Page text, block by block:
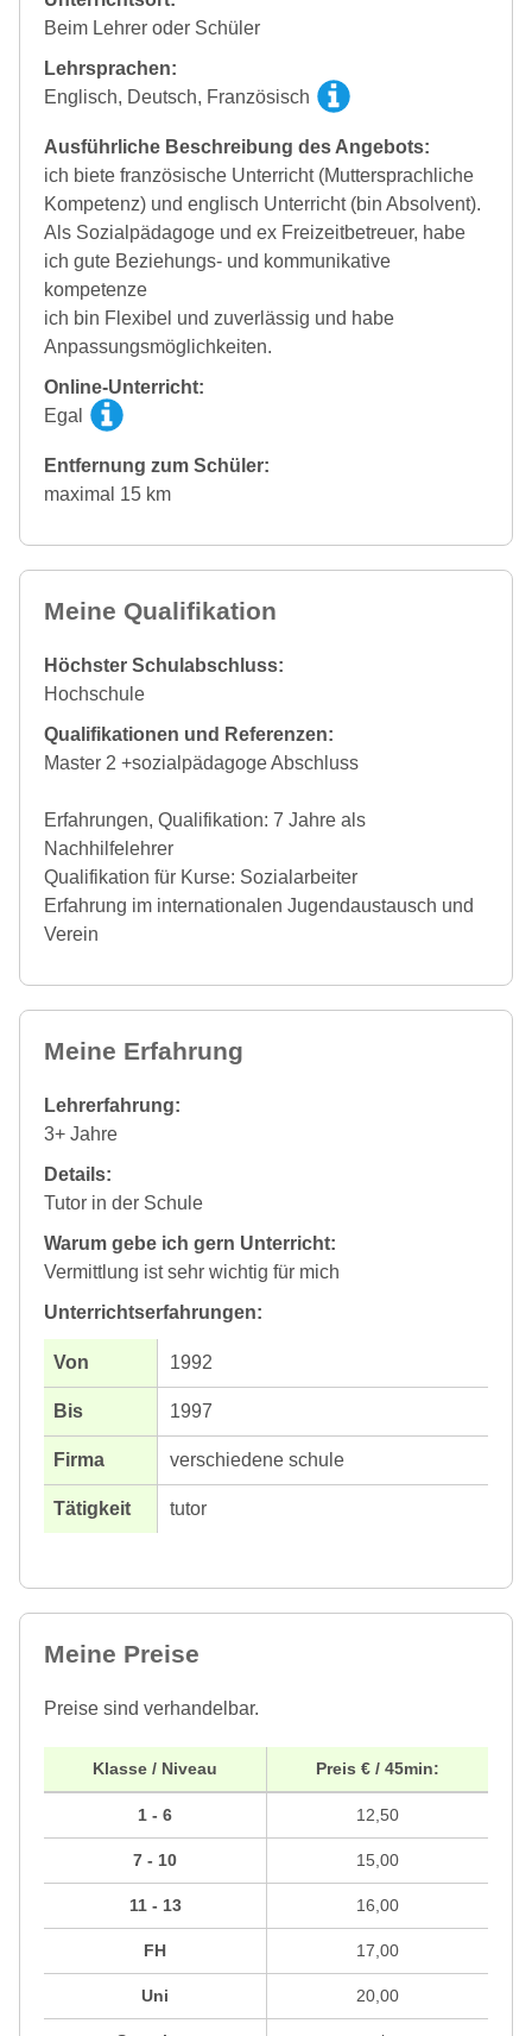
Beim Lehrer oder Schüler
Lehrsprachen:
Englisch, Deutsch, Französisch
Ausführliche Beschreibung des Angebots:
ich biete französische Unterricht (Muttersprachliche
Kompetenz) und englisch Unterricht (bin Absolvent).
Als Sozialpädagoge und ex Freizeitbetreuer, habe
ich gute Beziehungs- und kommunikative
kompetenze
ich bin Flexibel und zuverlässig und habe
Anpassungsmöglichkeiten.
Online-Unterricht:
Egal
Entfernung zum Schüler:
maximal 15 km
Meine Qualifikation
Höchster Schulabschluss:
Hochschule
Qualifikationen und Referenzen:
Master 2 +sozialpädagoge Abschluss
Erfahrungen, Qualifikation: 7 Jahre als
Nachhilfelehrer
Qualifikation für Kurse: Sozialarbeiter
Erfahrung im internationalen Jugendaustausch und
Verein
Meine Erfahrung
Lehrerfahrung:
3+ Jahre
Details:
Tutor in der Schule
Warum gebe ich gern Unterricht:
Vermittlung ist sehr wichtig für mich
Unterrichtserfahrungen:
1992
1997
verschiedene schule
tutor
Meine Preise
Preise sind verhandelbar.
Klasse / Niveau
1 - 6
7 - 10
11 - 13
FH
Uni
Preis € / 45min:
12,50
15,00
16,00
17,00
20,00